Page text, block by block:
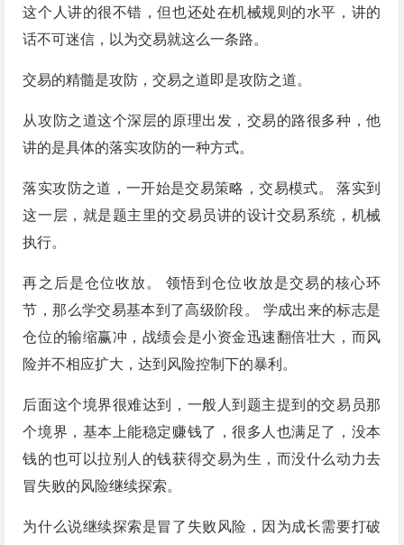
这个人讲的很不错，但也还处在机械规则的水平，讲的
话不可迷信，以为交易就这么一条路。
交易的精髓是攻防，交易之道即是攻防之道。
从攻防之道这个深层的原理出发，交易的路很多种，他
讲的是具体的落实攻防的一种方式。
落实攻防之道，一开始是交易策略，交易模式。 落实到
这一层，就是题主里的交易员讲的设计交易系统，机械
执行。
再之后是仓位收放。 领悟到仓位收放是交易的核心环
节，那么学交易基本到了高级阶段。 学成出来的标志是
仓位的输缩赢冲，战绩会是小资金迅速翻倍壮大，而风
险并不相应扩大，达到风险控制下的暴利。
后面这个境界很难达到，一般人到题主提到的交易员那
个境界，基本上能稳定赚钱了，很多人也满足了，没本
钱的也可以拉别人的钱获得交易为生，而没什么动力去
冒失败的风险继续探索。
为什么说继续探索是冒了失败风险，因为成长需要打破